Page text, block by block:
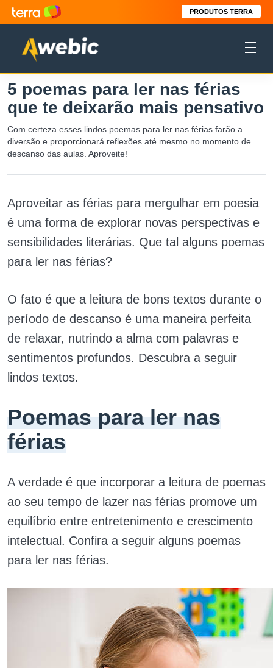
PRODUTOS TERRA
5 poemas para ler nas férias
que te deixarão mais pensativo
Com certeza esses lindos poemas para ler nas férias farão a
diversão e proporcionará reflexões até mesmo no momento de
descanso das aulas. Aproveite!
Aproveitar as férias para mergulhar em poesia
é uma forma de explorar novas perspectivas e
sensibilidades literárias. Que tal alguns poemas
para ler nas férias?
O fato é que a leitura de bons textos durante o
período de descanso é uma maneira perfeita
de relaxar, nutrindo a alma com palavras e
sentimentos profundos. Descubra a seguir
lindos textos.
Poemas para ler nas
férias
A verdade é que incorporar a leitura de poemas
ao seu tempo de lazer nas férias promove um
equilíbrio entre entretenimento e crescimento
intelectual. Confira a seguir alguns poemas
para ler nas férias.